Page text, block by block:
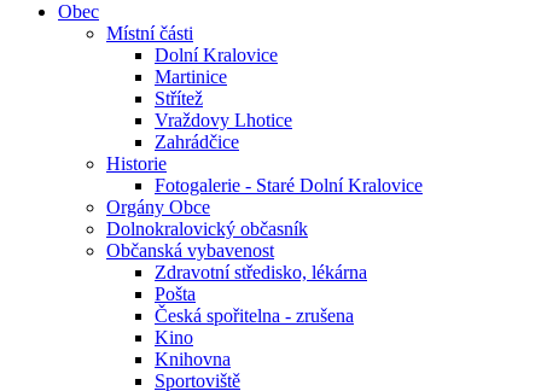
Obec
Místní části
Dolní Kralovice
Martinice
Střítež
Vraždovy Lhotice
Zahrádčice
Historie
Fotogalerie - Staré Dolní Kralovice
Orgány Obce
Dolnokralovický občasník
Občanská vybavenost
Zdravotní středisko, lékárna
Pošta
Česká spořitelna - zrušena
Kino
Knihovna
Sportoviště